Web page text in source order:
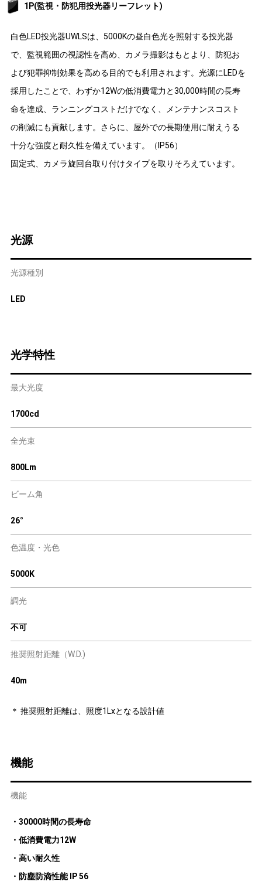
1P(監視・防犯用投光器リーフレット)
白色LED投光器UWLSは、5000Kの昼白色光を照射する投光器
で、監視範囲の視認性を高め、カメラ撮影はもとより、防犯お
よび犯罪抑制効果を高める目的でも利用されます。光源にLEDを
採用したことで、わずか12Wの低消費電力と30,000時間の長寿
命を達成、ランニングコストだけでなく、メンテナンスコスト
の削減にも貢献します。さらに、屋外での長期使用に耐えうる
十分な強度と耐久性を備えています。（IP56）
固定式、カメラ旋回台取り付けタイプを取りそろえています。
光源
光源種別
LED
光学特性
最大光度
1700cd
全光束
800Lm
ビーム角
26°
色温度・光色
5000K
調光
不可
推奨照射距離（W.D.)
40m
＊ 推奨照射距離は、照度1Lxとなる設計値
機能
機能
・30000時間の長寿命
・低消費電力12W
・高い耐久性
・防塵防滴性能 IP 56